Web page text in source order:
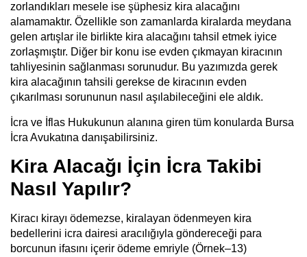
zorlandıkları mesele ise şüphesiz kira alacağını
alamamaktır. Özellikle son zamanlarda kiralarda meydana
gelen artışlar ile birlikte kira alacağını tahsil etmek iyice
zorlaşmıştır. Diğer bir konu ise evden çıkmayan kiracının
tahliyesinin sağlanması sorunudur. Bu yazımızda gerek
kira alacağının tahsili gerekse de kiracının evden
çıkarılması sorununun nasıl aşılabileceğini ele aldık.
İcra ve İflas Hukukunun alanına giren tüm konularda Bursa
İcra Avukatına danışabilirsiniz.
Kira Alacağı İçin İcra Takibi
Nasıl Yapılır?
Kiracı kirayı ödemezse, kiralayan ödenmeyen kira
bedellerini icra dairesi aracılığıyla göndereceği para
borcunun ifasını içerir ödeme emriyle (Örnek–13)